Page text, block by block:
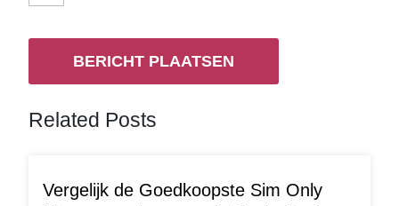
Related Posts
Vergelijk de Goedkoopste Sim Only